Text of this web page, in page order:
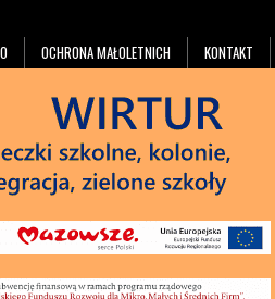
OCHRONA MAŁOLETNICH KONTAKT